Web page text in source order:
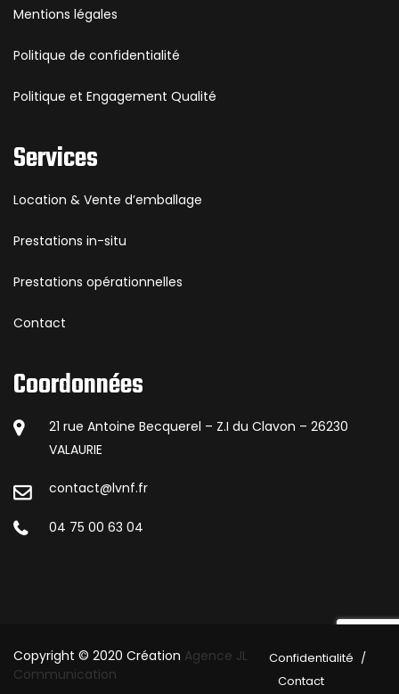
Mentions légales
Politique de confidentialité
Politique et Engagement Qualité
Services
Location & Vente d’emballage
Prestations in-situ
Prestations opérationnelles
Contact
Coordonnées
21 rue Antoine Becquerel – Z.I du Clavon – 26230
VALAURIE
contact@lvnf.fr
04 75 00 63 04
Copyright © 2020 Création Agence JL
Communication
Confidentialité
Contact